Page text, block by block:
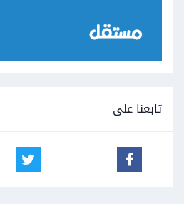
تابعنا على